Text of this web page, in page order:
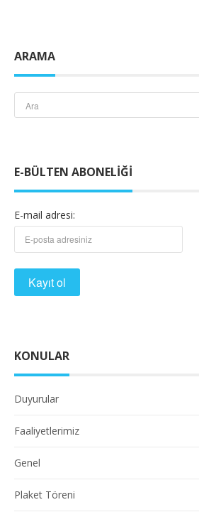
ARAMA
E-BÜLTEN ABONELIĞI
E-mail adresi:
KONULAR
Duyurular
Faaliyetlerimiz
Genel
Plaket Töreni